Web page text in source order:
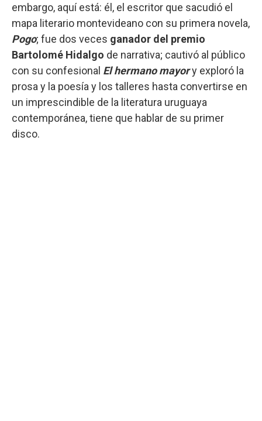
embargo, aquí está: él, el escritor que sacudió el
mapa literario montevideano con su primera novela,
Pogo; fue dos veces ganador del premio
Bartolomé Hidalgo de narrativa; cautivó al público
con su confesional El hermano mayory exploró la
prosa y la poesía y los talleres hasta convertirse en
un imprescindible de la literatura uruguaya
contemporánea, tiene que hablar de su primer
disco.